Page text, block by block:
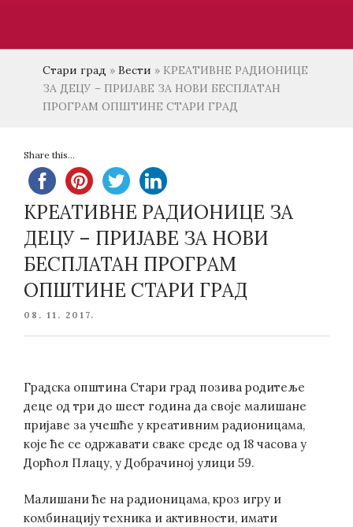
Стари град » Вести » КРЕАТИВНЕ РАДИОНИЦЕ
ЗА ДЕЦУ – ПРИЈАВЕ ЗА НОВИ БЕСПЛАТАН
ПРОГРАМ ОПШТИНЕ СТАРИ ГРАД
Share this...
КРЕАТИВНЕ РАДИОНИЦЕ ЗА
ДЕЦУ – ПРИЈАВЕ ЗА НОВИ
БЕСПЛАТАН ПРОГРАМ
ОПШТИНЕ СТАРИ ГРАД
POSTED
08. 11. 2017.
Градска општина Стари град позива родитеље
деце од три до шест година да своје малишане
пријаве за учешће у креативним радионицама,
које ће се одржавати сваке среде од 18 часова у
Дорћол Плацу, у Добрачиној улици 59.
Малишани ће на радионицама, кроз игру и
комбинацију техника и активности, имати